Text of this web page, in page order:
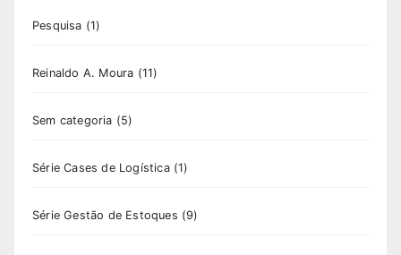
Pesquisa (1)
Reinaldo A. Moura (11)
Sem categoria (5)
Série Cases de Logística(1)
Série Gestão de Estoques (9)